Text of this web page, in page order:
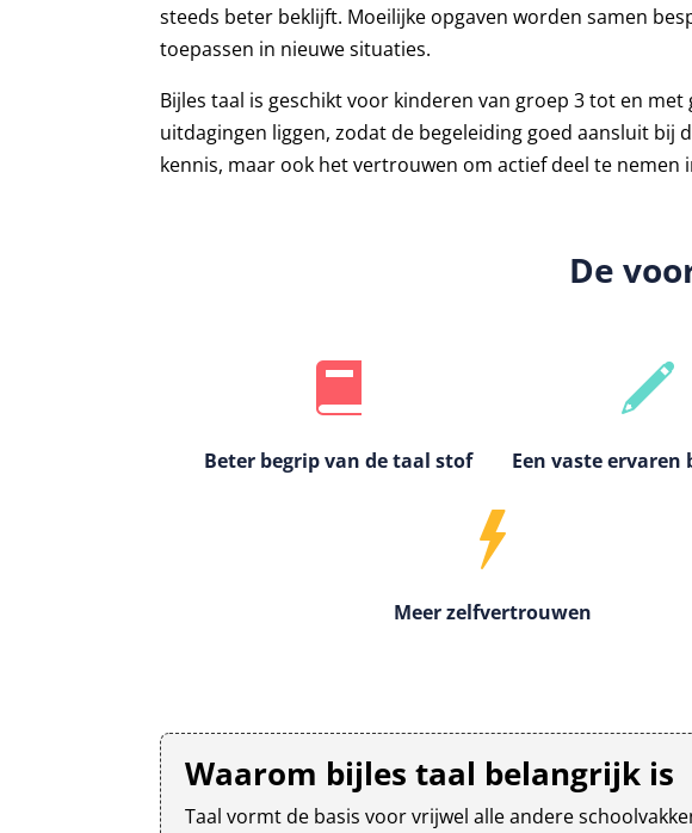
steeds beter beklijft. Moeilijke opgaven worden samen
toepassen in nieuwe situaties.
Bijles taal is geschikt voor kinderen van groep 3 tot en
uitdagingen liggen, zodat de begeleiding goed aansluit
kennis, maar ook het vertrouwen om actief deel te nemen
De
Beter begrip van de taal stof Een vaste ervaren
Meer zelfvertrouwen
Waarom bijles taal belangrijk is
Taal vormt de basis voor vrijwel alle andere